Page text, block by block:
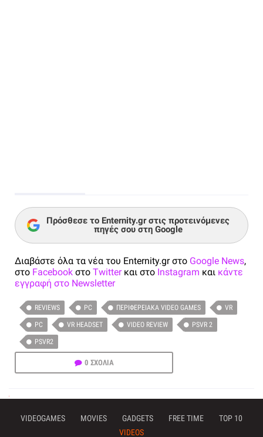
Πρόσθεσε το Enternity.gr στις προτεινόμενες
πηγές σου στη Google
Διαβάστε όλα τα νέα του Enternity.gr στο Google News,
στο Facebook στο Twitterκαι στο Instagram και κάντε
εγγραφή στο Newsletter
REVIEWS PC ΠΕΡΙΦΕΡΕΙΑΚΆ VIDEO GAMES VR
PC VR HEADSET VIDEO REVIEW PSVR 2
PSVR2
0 ΣΧΟΛΙΑ
VIDEOGAMES MOVIES GADGETS FREE TIME
TOP 10
VIDEOS